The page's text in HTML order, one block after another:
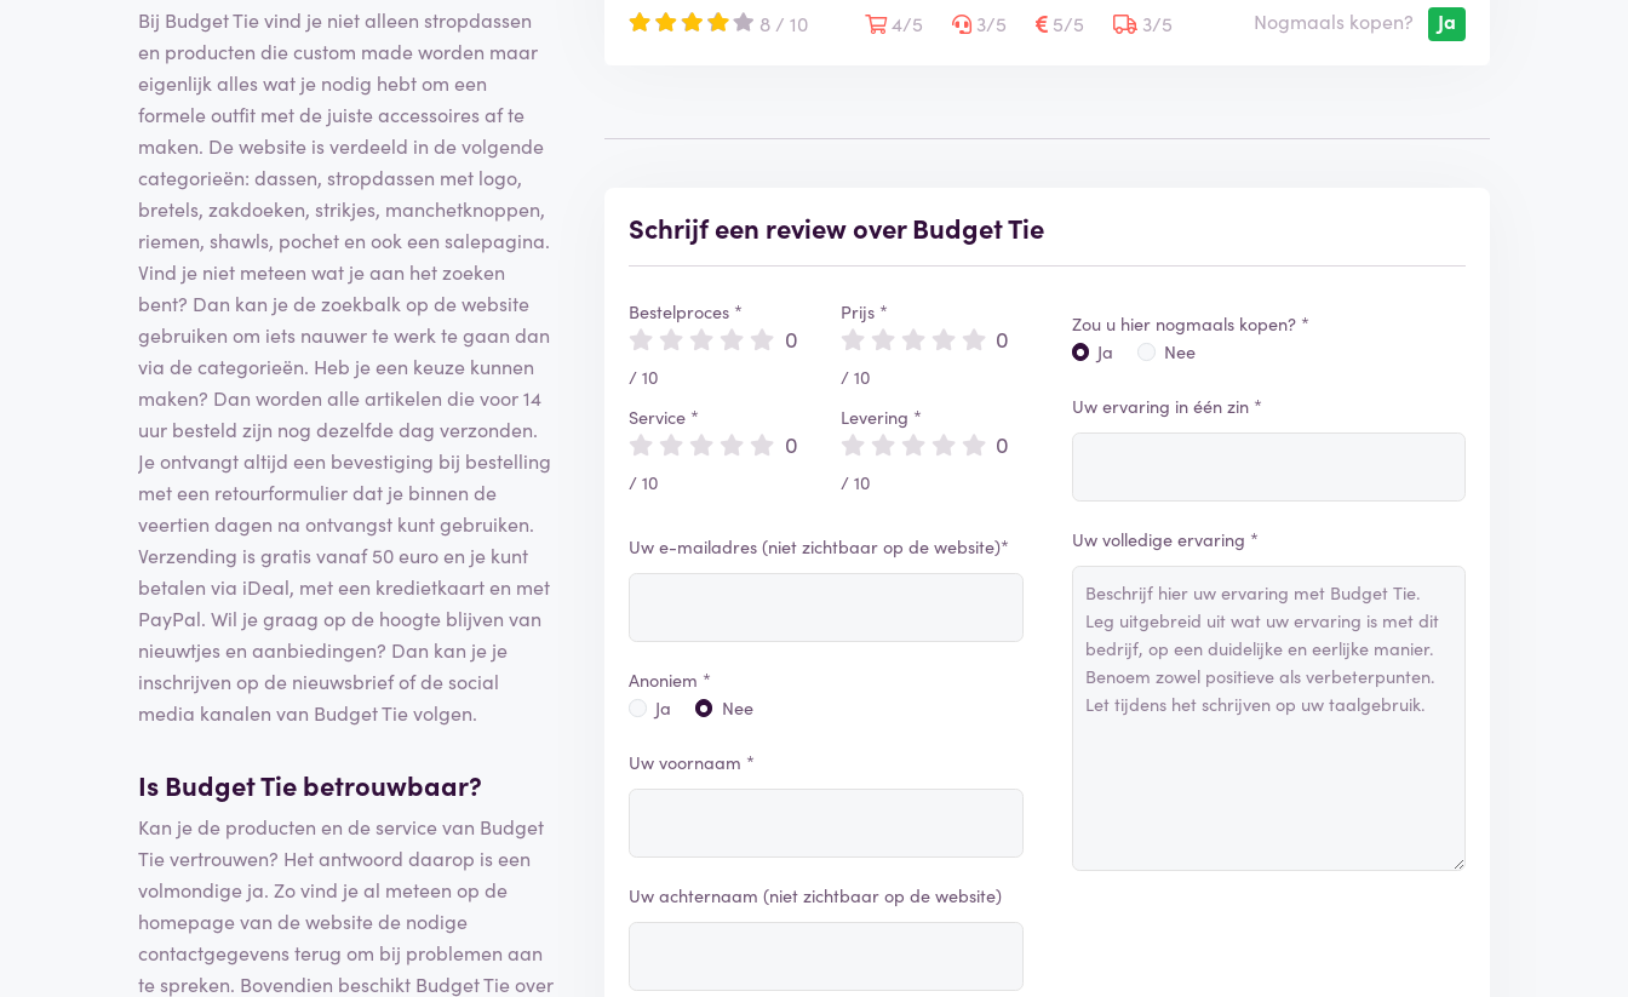
Bij Budget Tie vind je niet alleen stropdassen
en producten die custom made worden maar
eigenlijk alles wat je nodig hebt om een
formele outfit met de juiste accessoires af te
maken. De website is verdeeld in de volgende
categorieën: dassen, stropdassen met logo,
bretels, zakdoeken, strikjes, manchetknoppen,
riemen, shawls, pochet en ook een salepagina.
Vind je niet meteen wat je aan het zoeken
bent? Dan kan je de zoekbalk op de website
gebruiken om iets nauwer te werk te gaan dan
via de categorieën. Heb je een keuze kunnen
maken? Dan worden alle artikelen die voor 14
uur besteld zijn nog dezelfde dag verzonden.
Je ontvangt altijd een bevestiging bij bestelling
met een retourformulier dat je binnen de
veertien dagen na ontvangst kunt gebruiken.
Verzending is gratis vanaf 50 euro en je kunt
betalen via iDeal, met een kredietkaart en met
PayPal. Wil je graag op de hoogte blijven van
nieuwtjes en aanbiedingen? Dan kan je je
inschrijven op de nieuwsbrief of de social
media kanalen van Budget Tie volgen.
Is Budget Tie betrouwbaar?
Kan je de producten en de service van Budget
Tie vertrouwen? Het antwoord daarop is een
volmondige ja. Zo vind je al meteen op de
homepage van de website de nodige
contactgegevens terug om bij problemen aan
te spreken. Bovendien beschikt Budget Tie over
8 / 10 4/5 3/5 5/5 3/5 Nogmaals kopen? Ja
Schrijf een review over Budget Tie
Bestelproces *
0
/ 10
Service *
0
/ 10
Prijs *
0
/ 10
Levering *
0
/ 10
Uw e-mailadres (niet zichtbaar op de website)*
Anoniem *
Ja
Nee
Uw voornaam *
Uw achternaam (niet zichtbaar op de website)
Zou u hier nogmaals kopen? *
Ja
Nee
Uw ervaring in één zin *
Uw volledige ervaring *